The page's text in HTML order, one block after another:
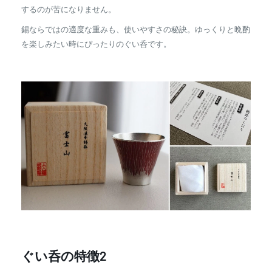
するのが苦になりません。
錫ならではの適度な重みも、使いやすさの秘訣。ゆっくりと晩酌
を楽しみたい時にぴったりのぐい呑です。
ぐい呑の特徴2